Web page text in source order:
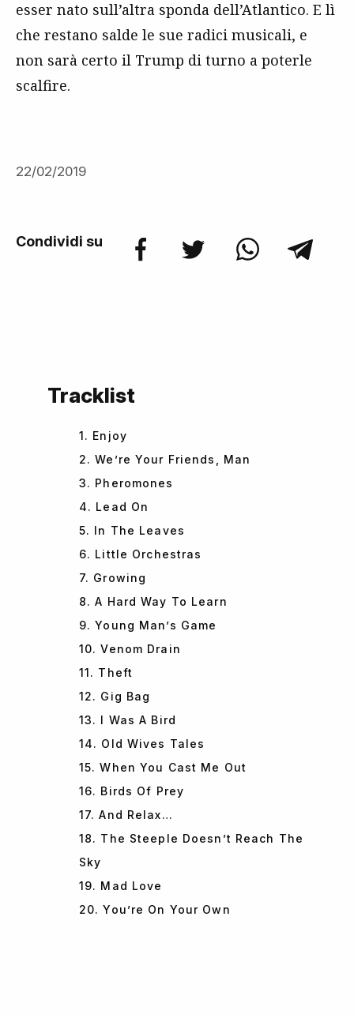
esser nato sull’altra sponda dell’Atlantico. E lì
che restano salde le sue radici musicali, e
non sarà certo il Trump di turno a poterle
scalfire.
22/02/2019
Condividi su
Tracklist
1. Enjoy
2. We’re Your Friends, Man
3. Pheromones
4. Lead On
5. In The Leaves
6. Little Orchestras
7. Growing
8. A Hard Way To Learn
9. Young Man’s Game
10. Venom Drain
11. Theft
12. Gig Bag
13. I Was A Bird
14. Old Wives Tales
15. When You Cast Me Out
16. Birds Of Prey
17. And Relax…
18. The Steeple Doesn’t Reach The
Sky
19. Mad Love
20. You’re On Your Own